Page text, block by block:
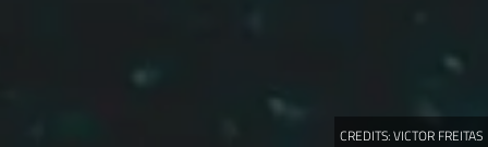
CREDITS:VICTOR FREITAS